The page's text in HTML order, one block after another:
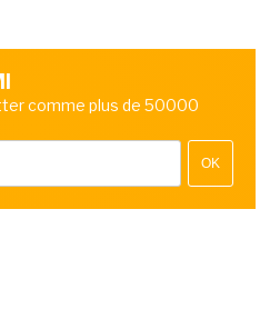
comme plus de 50000
OK